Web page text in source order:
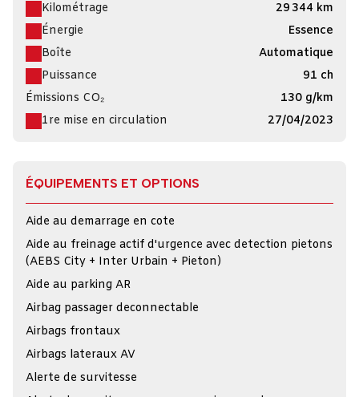
Kilométrage
29 344 km
Énergie
Essence
Boîte
Automatique
Puissance
91 ch
Émissions CO₂
130 g/km
1re mise en circulation
27/04/2023
ÉQUIPEMENTS ET OPTIONS
Aide au demarrage en cote
Aide au freinage actif d'urgence avec detection pietons
(AEBS City + Inter Urbain + Pieton)
Aide au parking AR
Airbag passager deconnectable
Airbags frontaux
Airbags lateraux AV
Alerte de survitesse